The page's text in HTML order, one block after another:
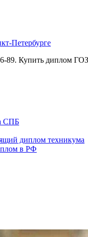
Петербурге
Купить диплом
СПБ
диплом техникума
в РФ